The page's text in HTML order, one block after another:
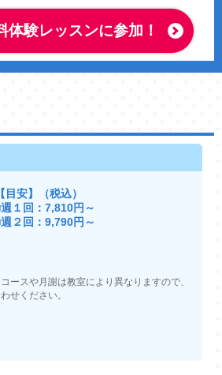
体験レッスンに参加！
【目安】（税込）
１回：7,810円～
２回：9,790円～
ースや月謝は教室により異なりますので、
せください。